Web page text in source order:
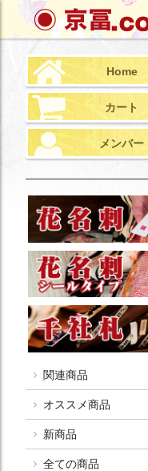
検
索
Home
カート
メンバー
関連商品
オススメ商品
新商品
全ての商品